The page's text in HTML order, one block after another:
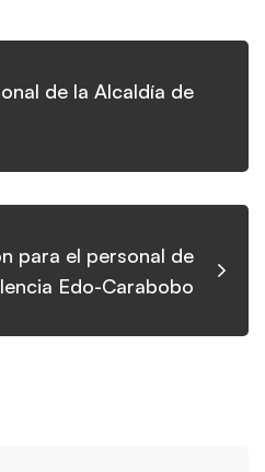
de la Alcaldía de
para el personal de
Edo-Carabobo